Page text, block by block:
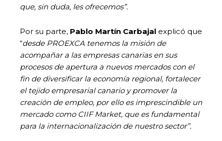
que, sin duda, les ofrecemos”.
Por su parte, Pablo Martín Carbajal explicó que
“desde PROEXCA tenemos la misión de
acompañar a las empresas canarias en sus
procesos de apertura a nuevos mercados con el
fin de diversificar la economía regional, fortalecer
el tejido empresarial canario y promover la
creación de empleo, por ello es imprescindible un
mercado como CIIF Market, que es fundamental
para la internacionalización de nuestro sector”.